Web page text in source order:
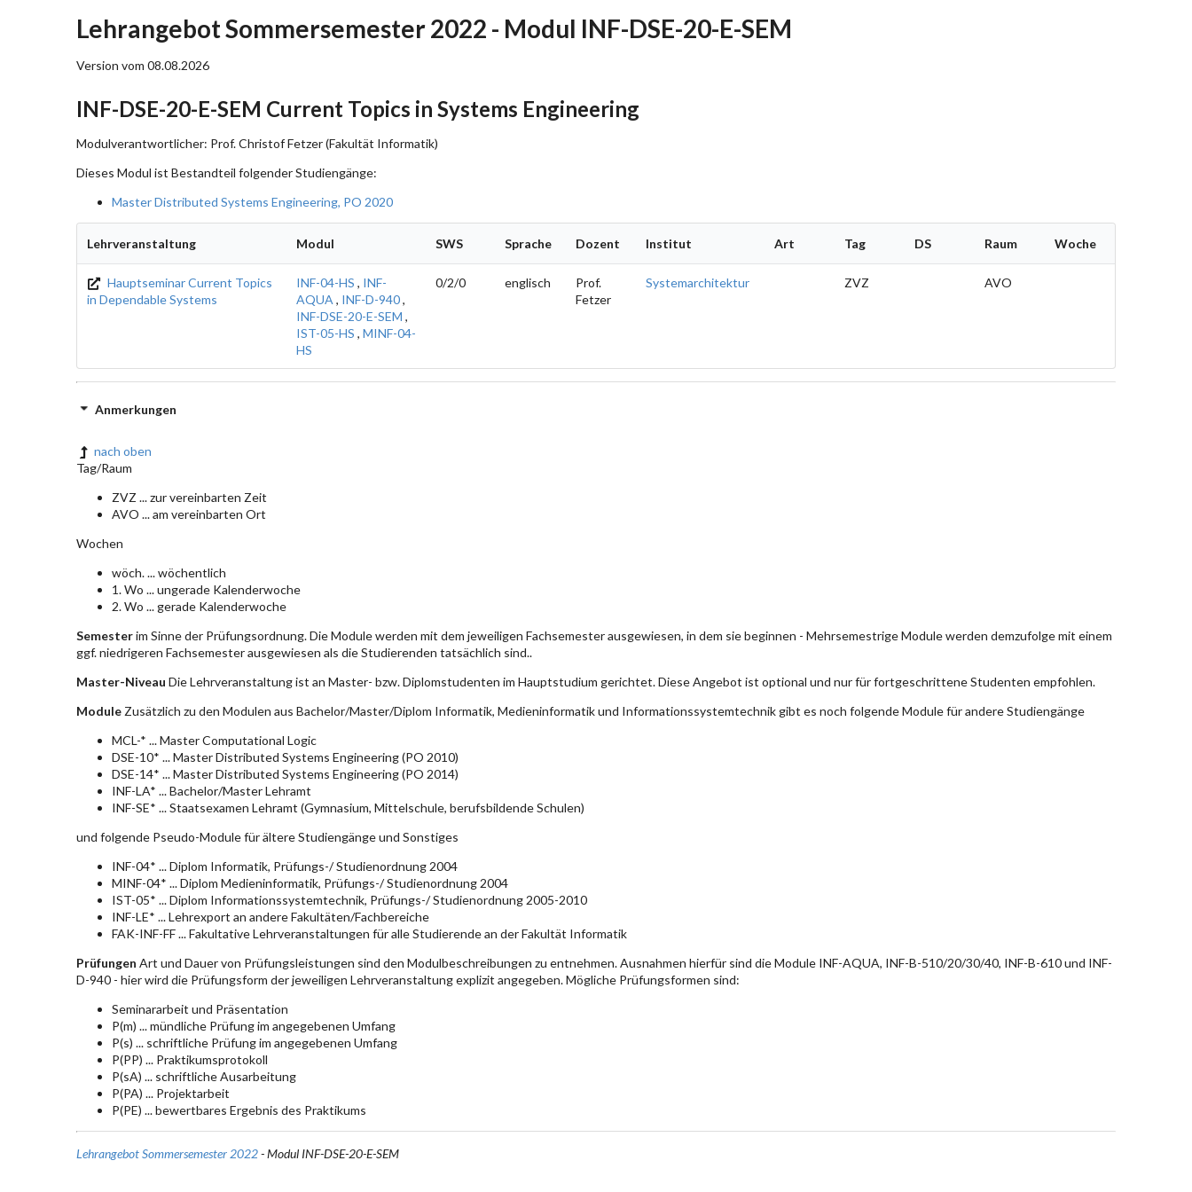
Lehrangebot Sommersemester 2022 - Modul INF-DSE-20-E-SEM
Version vom 08.08.2026
INF-DSE-20-E-SEM Current Topics in Systems Engineering
Modulverantwortlicher: Prof. Christof Fetzer (Fakultät Informatik)
Dieses Modul ist Bestandteil folgender Studiengänge:
Master Distributed Systems Engineering, PO 2020
Lehrveranstaltung Modul SWS Sprache Dozent Institut Art Tag DS Raum Woche
Hauptseminar Current Topics
in Dependable Systems
INF-04-HS , INF-
AQUA , INF-D-940,
INF-DSE-20-E-SEM ,
IST-05-HS , MINF-04-
HS
0/2/0 englisch
Prof.
Fetzer
Systemarchitektur ZVZ AVO
Anmerkungen
nach oben
Tag/Raum
ZVZ ... zur vereinbarten Zeit
AVO ... am vereinbarten Ort
Wochen
wöch. ... wöchentlich
1. Wo ... ungerade Kalenderwoche
2. Wo ... gerade Kalenderwoche
Semesterim Sinne der Prüfungsordnung. Die Module werden mit dem jeweiligen Fachsemester ausgewiesen, in dem sie beginnen - Mehrsemestrige Module werden demzufolge mit einem
ggf. niedrigeren Fachsemester ausgewiesen als die Studierenden tatsächlich sind..
Master-Niveau Die Lehrveranstaltung ist an Master- bzw. Diplomstudenten im Hauptstudium gerichtet. Diese Angebot ist optional und nur für fortgeschrittene Studenten empfohlen.
ModuleZusätzlich zu den Modulen aus Bachelor/Master/Diplom Informatik, Medieninformatik und Informationssystemtechnik gibt es noch folgende Module für andere Studiengänge
MCL-* ... Master Computational Logic
DSE-10* ... Master Distributed Systems Engineering (PO 2010)
DSE-14* ... Master Distributed Systems Engineering (PO 2014)
INF-LA* ... Bachelor/Master Lehramt
INF-SE* ... Staatsexamen Lehramt (Gymnasium, Mittelschule, berufsbildende Schulen)
und folgende Pseudo-Module für ältere Studiengänge und Sonstiges
INF-04* ... Diplom Informatik, Prüfungs-/ Studienordnung 2004
MINF-04* ... Diplom Medieninformatik, Prüfungs-/ Studienordnung 2004
IST-05* ... Diplom Informationssystemtechnik, Prüfungs-/ Studienordnung 2005-2010
INF-LE* ... Lehrexport an andere Fakultäten/Fachbereiche
FAK-INF-FF ... Fakultative Lehrveranstaltungen für alle Studierende an der Fakultät Informatik
Prüfungen Art und Dauer von Prüfungsleistungen sind den Modulbeschreibungen zu entnehmen. Ausnahmen hierfür sind die Module INF-AQUA, INF-B-510/20/30/40, INF-B-610 und INF-
D-940 - hier wird die Prüfungsform der jeweiligen Lehrveranstaltung explizit angegeben. Mögliche Prüfungsformen sind:
Seminararbeit und Präsentation
P(m) ... mündliche Prüfung im angegebenen Umfang
P(s) ... schriftliche Prüfung im angegebenen Umfang
P(PP) ... Praktikumsprotokoll
P(sA) ... schriftliche Ausarbeitung
P(PA) ... Projektarbeit
P(PE) ... bewertbares Ergebnis des Praktikums
Lehrangebot Sommersemester 2022- Modul INF-DSE-20-E-SEM